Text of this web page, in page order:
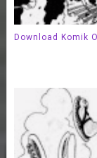
Download Komik